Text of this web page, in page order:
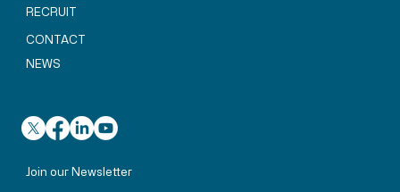
RECRUIT
CONTACT
NEWS
Join our Newsletter